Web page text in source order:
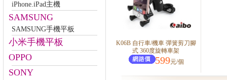
iPhone.iPad主機
SAMSUNG
SAMSUNG手機平板
小米手機平板
OPPO
SONY
K06B 自行車/機車 彈簧剪刀腳
式 360度旋轉車架
599元/個